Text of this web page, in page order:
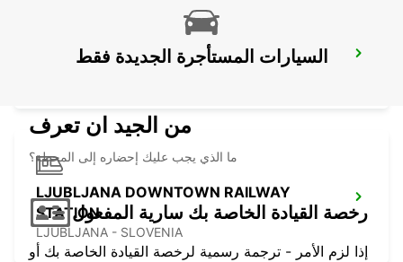
LJUBLJANA DOWNTOWN RAILWAY
STATION
LJUBLJANA - SLOVENIA
السيارات المستأجرة الجديدة فقط
من الجيد ان تعرف
ما الذي يجب عليك إحضاره إلى المحطة؟
رخصة القيادة الخاصة بك سارية المفعول
إذا لزم الأمر - ترجمة رسمية لرخصة القيادة الخاصة بك أو